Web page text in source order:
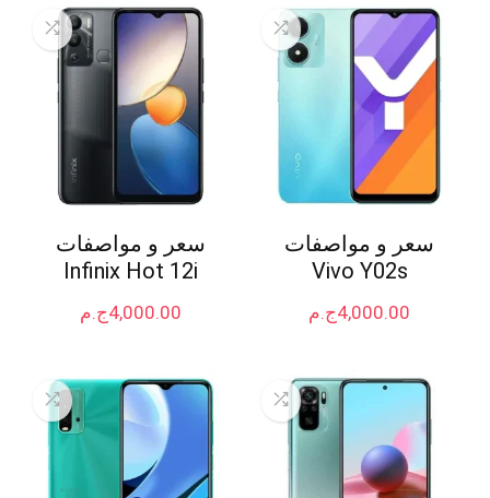
سعر و مواصفات
Vivo Y02s
ج.م4,000.00
سعر و مواصفات
Infinix Hot 12i
ج.م4,000.00